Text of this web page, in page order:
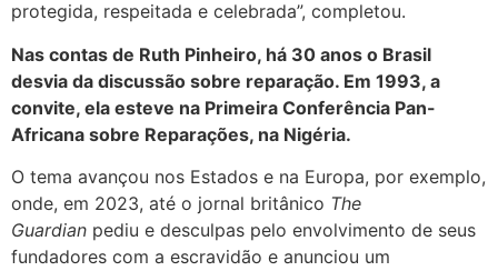
protegida, respeitada e celebrada”, completou.
Nas contas de Ruth Pinheiro, há 30 anos o Brasil
desvia da discussão sobre reparação. Em 1993, a
convite, ela esteve na Primeira Conferência Pan-
Africana sobre Reparações, na Nigéria.
O tema avançou nos Estados e na Europa, por exemplo,
onde, em 2023, até o jornal britânico The
Guardian pediu e desculpas pelo envolvimento de seus
fundadores com a escravidão e anunciou um